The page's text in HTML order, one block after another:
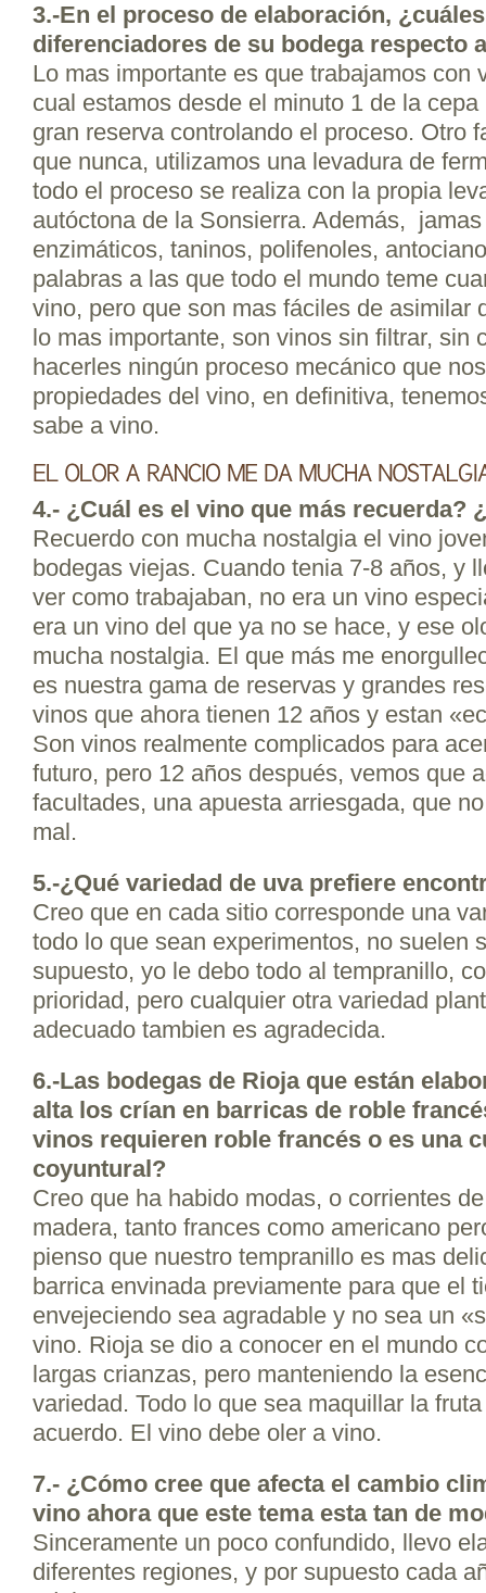
3.-En el proceso de elaboración,
diferenciadores de su bodega respecto
Lo mas importante es que trabajamos con
cual estamos desde el minuto 1 de la
gran reserva controlando el proceso. Otro
que nunca, utilizamos una levadura de
todo el proceso se realiza con la propia
autóctona de la Sonsierra. Además,
enzimáticos, taninos, polifenoles,
palabras a las que todo el mundo teme
vino, pero que son mas fáciles de asimilar
lo mas importante, son vinos sin filtrar, sin
hacerles ningún proceso mecánico que
propiedades del vino, en definitiva,
sabe a vino.
4.- ¿Cuál es el vino que más recuerda?
Recuerdo con mucha nostalgia el vino
bodegas viejas. Cuando tenia 7-8 años, y
ver como trabajaban, no era un vino
era un vino del que ya no se hace, y ese
mucha nostalgia. El que más me
es nuestra gama de reservas y grandes
vinos que ahora tienen 12 años y estan
Son vinos realmente complicados para
futuro, pero 12 años después, vemos que
facultades, una apuesta arriesgada, que
mal.
5.-¿Qué variedad de uva prefiere
Creo que en cada sitio corresponde una
todo lo que sean experimentos, no suelen
supuesto, yo le debo todo al tempranillo,
prioridad, pero cualquier otra variedad
adecuado tambien es agradecida.
6.-Las bodegas de Rioja que están
alta los crían en barricas de roble
vinos requieren roble francés o es una
coyuntural?
Creo que ha habido modas, o corrientes
madera, tanto frances como americano
pienso que nuestro tempranillo es mas
barrica envinada previamente para que el
envejeciendo sea agradable y no sea un
vino. Rioja se dio a conocer en el mundo
largas crianzas, pero manteniendo la
variedad. Todo lo que sea maquillar la
acuerdo. El vino debe oler a vino.
7.- ¿Cómo cree que afecta el cambio
vino ahora que este tema esta tan de
Sinceramente un poco confundido, llevo
diferentes regiones, y por supuesto cada